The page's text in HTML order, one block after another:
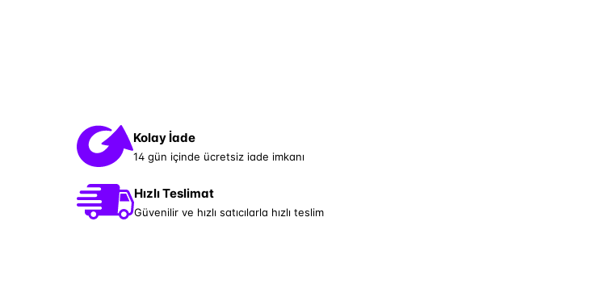
Kolay İade
14 gün içinde ücretsiz iade imkanı
Hızlı Teslimat
Güvenilir ve hızlı satıcılarla hızlı teslim